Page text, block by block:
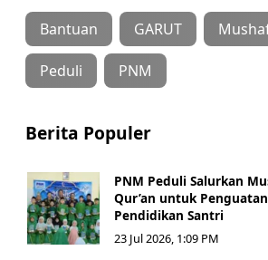
Bantuan GARUT
Peduli PNM
Berita Populer
PNM Peduli Salurkan
Qur’an untuk Penguatan
Pendidikan Santri
23 Jul 2026, 1:09 PM